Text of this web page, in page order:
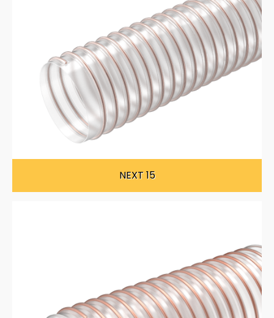
NEXT 15